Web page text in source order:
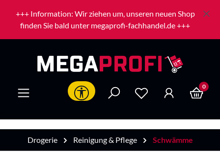
Zum Hauptinhalt springen
+++ Information: Wir ziehen um, unseren neuen Shop
finden Sie bald unter megaprofi-fachhandel.de +++
Werkzeugleiste anzeigen 0
Drogerie Reinigung & Pflege Schwämme